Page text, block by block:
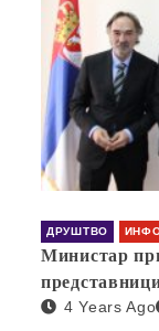
ДРУШТВО
Министар
отварању
4 Years Ago